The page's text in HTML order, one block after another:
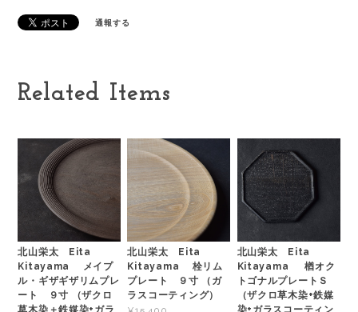
通報する
Related Items
北山栄太 Eita
Kitayama メイプ
ル・ギザギザリムプレ
ート ９寸 （ザクロ
北山栄太 Eita
Kitayama 栓リム
プレート ９寸 （ガ
ラスコーティング）
北山栄太 Eita
Kitayama 楢オク
トゴナルプレートＳ
（ザクロ草木染+鉄媒